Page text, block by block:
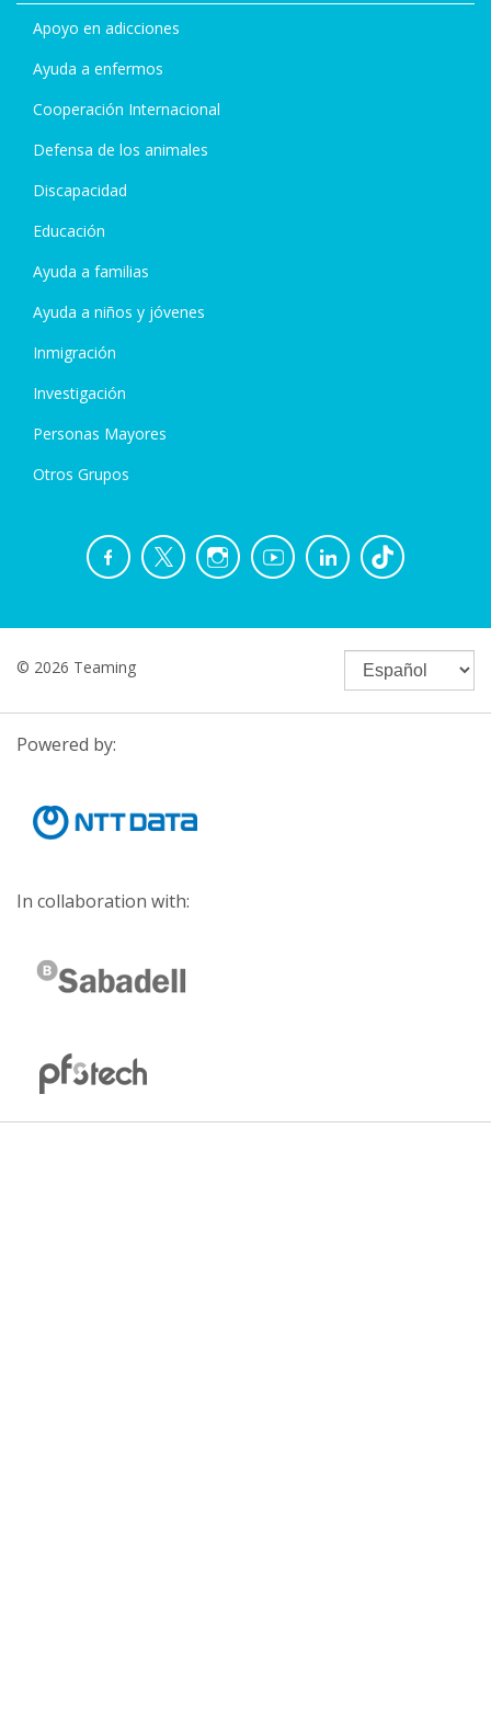
Apoyo en adicciones
Ayuda a enfermos
Cooperación Internacional
Defensa de los animales
Discapacidad
Educación
Ayuda a familias
Ayuda a niños y jóvenes
Inmigración
Investigación
Personas Mayores
Otros Grupos
© 2026 Teaming
Powered by:
In collaboration with: